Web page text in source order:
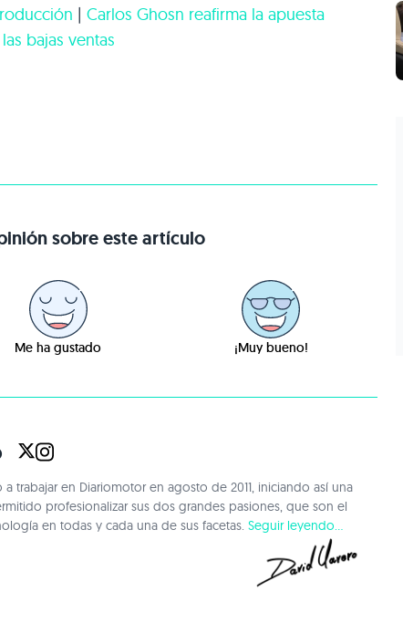
| Carlos Ghosn reafirma la apuesta
bajas ventas
sobre este artículo
Me ha gustado ¡Muy bueno!
trabajar en Diariomotor en agosto de 2011, iniciando así una
profesionalizar sus dos grandes pasiones, que son el
en todas y cada una de sus facetas. Seguir leyendo...